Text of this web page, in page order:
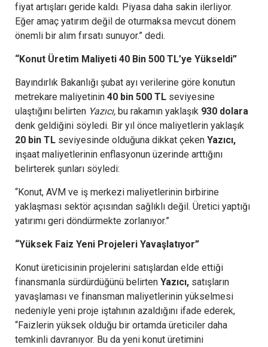
fiyat artışları geride kaldı. Piyasa daha sakin ilerliyor.
Eğer amaç yatırım değil de oturmaksa mevcut dönem
önemli bir alım fırsatı sunuyor.” dedi.
“Konut Üretim Maliyeti 40 Bin 500 TL’ye Yükseldi”
Bayındırlık Bakanlığı şubat ayı verilerine göre konutun
metrekare maliyetinin 40 bin 500 TL seviyesine
ulaştığını belirten Yazıcı, bu rakamın yaklaşık 930 dolara
denk geldiğini söyledi. Bir yıl önce maliyetlerin yaklaşık
20 bin TL seviyesinde olduğuna dikkat çeken Yazıcı,
inşaat maliyetlerinin enflasyonun üzerinde arttığını
belirterek şunları söyledi:
“Konut, AVM ve iş merkezi maliyetlerinin birbirine
yaklaşması sektör açısından sağlıklı değil. Üretici yaptığı
yatırımı geri döndürmekte zorlanıyor.”
“Yüksek Faiz Yeni Projeleri Yavaşlatıyor”
Konut üreticisinin projelerini satışlardan elde ettiği
finansmanla sürdürdüğünü belirten Yazıcı, satışların
yavaşlaması ve finansman maliyetlerinin yükselmesi
nedeniyle yeni proje iştahının azaldığını ifade ederek,
“Faizlerin yüksek olduğu bir ortamda üreticiler daha
temkinli davranıyor. Bu da yeni konut üretimini